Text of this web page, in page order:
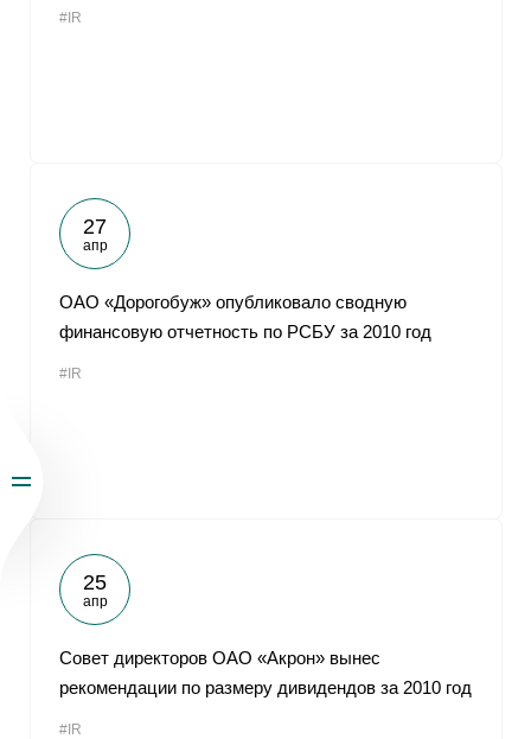
#IR
27
апр
ОАО «Дорогобуж» опубликовало сводную
финансовую отчетность по РСБУ за 2010 год
#IR
25
апр
Совет директоров ОАО «Акрон» вынес
рекомендации по размеру дивидендов за 2010 год
#IR